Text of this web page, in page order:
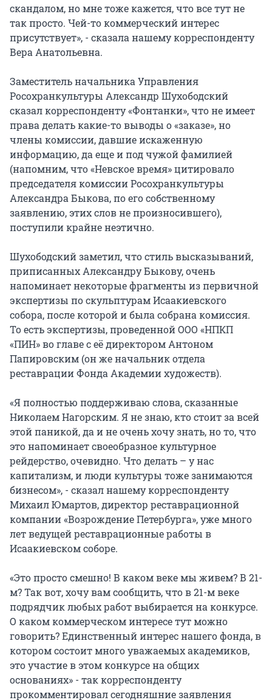
скандалом, но мне тоже кажется, что все тут не
так просто. Чей-то коммерческий интерес
присутствует», - сказала нашему корреспонденту
Вера Анатольевна.
Заместитель начальника Управления
Росохранкультуры Александр Шухободский
сказал корреспонденту «Фонтанки», что не имеет
права делать какие-то выводы о «заказе», но
члены комиссии, давшие искаженную
информацию, да еще и под чужой фамилией
(напомним, что «Невское время» цитировало
председателя комиссии Росохранкультуры
Александра Быкова, по его собственному
заявлению, этих слов не произносившего),
поступили крайне неэтично.
Шухободский заметил, что стиль высказываний,
приписанных Александру Быкову, очень
напоминает некоторые фрагменты из первичной
экспертизы по скульптурам Исаакиевского
собора, после которой и была собрана комиссия.
То есть экспертизы, проведенной ООО «НПКП
«ПИН» во главе с её директором Антоном
Папировским (он же начальник отдела
реставрации Фонда Академии художеств).
«Я полностью поддерживаю слова, сказанные
Николаем Нагорским. Я не знаю, кто стоит за всей
этой паникой, да и не очень хочу знать, но то, что
это напоминает своеобразное культурное
рейдерство, очевидно. Что делать – у нас
капитализм, и люди культуры тоже занимаются
бизнесом», - сказал нашему корреспонденту
Михаил Юмартов, директор реставрационной
компании «Возрождение Петербурга», уже много
лет ведущей реставрационные работы в
Исаакиевском соборе.
«Это просто смешно! В каком веке мы живем? В 21-
м? Так вот, хочу вам сообщить, что в 21-м веке
подрядчик любых работ выбирается на конкурсе.
О каком коммерческом интересе тут можно
говорить? Единственный интерес нашего фонда, в
котором состоит много уважаемых академиков,
это участие в этом конкурсе на общих
основаниях» - так корреспонденту
прокомментировал сегодняшние заявления